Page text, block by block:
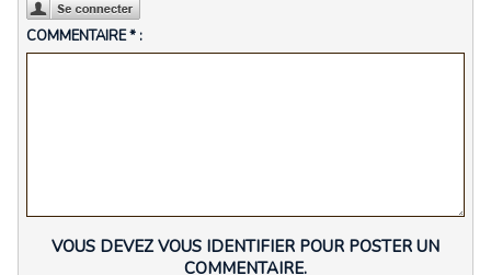
COMMENTAIRE * :
VOUS DEVEZ VOUS IDENTIFIER POUR POSTER UN
COMMENTAIRE.